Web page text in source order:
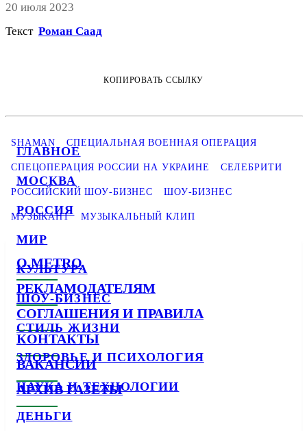
ГЛАВНОЕ
МОСКВА
РОССИЯ
МИР
КУЛЬТУРА
ШОУ-БИЗНЕС
СТИЛЬ ЖИЗНИ
ЗДОРОВЬЕ И ПСИХОЛОГИЯ
НАУКА И ТЕХНОЛОГИИ
ДЕНЬГИ
20 июля 2023
Текст Роман Саад
КОПИРОВАТЬ ССЫЛКУ
SHAMAN СПЕЦИАЛЬНАЯ ВОЕННАЯ ОПЕРАЦИЯ
СПЕЦОПЕРАЦИЯ РОССИИ НА УКРАИНЕ СЕЛЕБРИТИ
РОССИЙСКИЙ ШОУ-БИЗНЕС ШОУ-БИЗНЕС
МУЗЫКАНТ МУЗЫКАЛЬНЫЙ КЛИП
О METRO
РЕКЛАМОДАТЕЛЯМ
СОГЛАШЕНИЯ И ПРАВИЛА
КОНТАКТЫ
ВАКАНСИИ
АРХИВ ГАЗЕТЫ